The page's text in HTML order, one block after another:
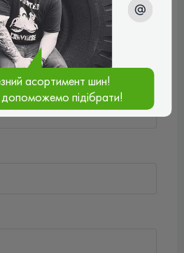
асортимент шин!
підібрати!